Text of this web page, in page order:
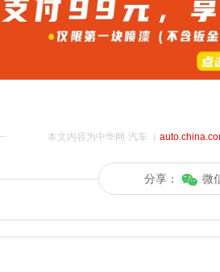
本文内容为中华网·汽车（
分享： 微